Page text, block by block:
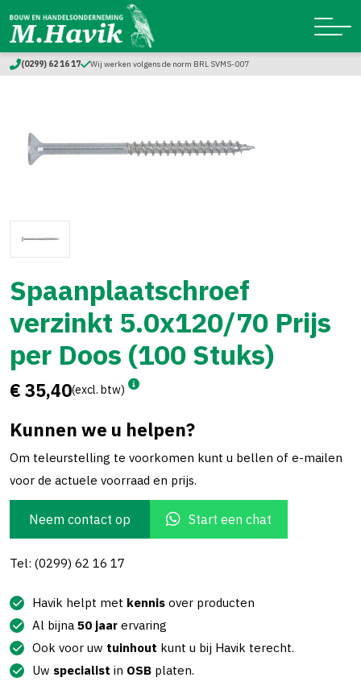
(0299) 62 16 17 Wij werken volgens de norm BRL SVMS-007
Spaanplaatschroef
verzinkt 5.0x120/70 Prijs
per Doos (100 Stuks)
€ 35,40(excl. btw)
Kunnen we u helpen?
Om teleurstelling te voorkomen kunt u bellen of e-mailen
voor de actuele voorraad en prijs.
Neem contact op Start een chat
Tel: (0299) 62 16 17
Havik helpt met kennis over producten
Al bijna 50 jaar ervaring
Ook voor uw tuinhout kunt u bij Havik terecht.
Uw specialist in OSB platen.